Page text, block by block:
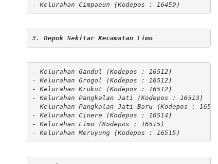
- Kelurahan Cimpaeun (Kodepos : 16459)
3. Depok Sekitar Kecamatan Limo
- Kelurahan Gandul (Kodepos : 16512)
- Kelurahan Grogol (Kodepos : 16512)
- Kelurahan Krukut (Kodepos : 16512)
- Kelurahan Pangkalan Jati (Kodepos : 16513)
- Kelurahan Pangkalan Jati Baru (Kodepos :
- Kelurahan Cinere (Kodepos : 16514)
- Kelurahan Limo (Kodepos : 16515)
- Kelurahan Meruyung (Kodepos : 16515)